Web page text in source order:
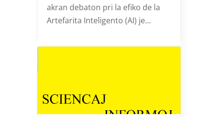
akran debaton pri la efiko de la
Artefarita Inteligento (AI) je...